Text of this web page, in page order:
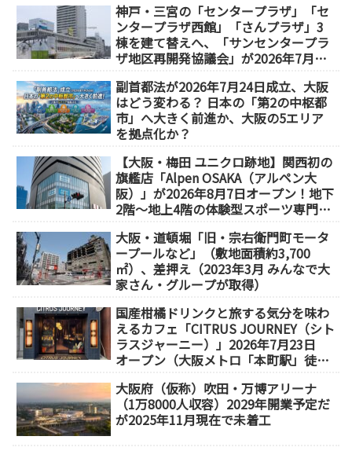
神戸・三宮の「センタープラザ」「セ
ンタープラザ西館」「さんプラザ」3
棟を建て替えへ、「サンセンタープラ
ザ地区再開発協議会」が2026年7月発
副首都法が2026年7月24日成立、大阪
はどう変わる？ 日本の「第2の中枢都
市」へ大きく前進か、大阪の5エリア
を拠点化か？
【大阪・梅田 ユニクロ跡地】関西初の
旗艦店「Alpen OSAKA（アルペン大
阪）」が2026年8月7日オープン！地下
2階～地上4階の体験型スポーツ専門店
大阪・道頓堀「旧・宗右衛門町モータ
ープールなど」（敷地面積約3,700
㎡）、差押え（2023年3月 みんなで大
家さん・グループが取得）
国産柑橘ドリンクと旅する気分を味わ
えるカフェ「CITRUS JOURNEY（シト
ラスジャーニー）」2026年7月23日
オープン（大阪メトロ「本町駅」徒歩
大阪府（仮称）吹田・万博アリーナ
（1万8000人収容）2029年開業予定だ
が2025年11月現在で未着工